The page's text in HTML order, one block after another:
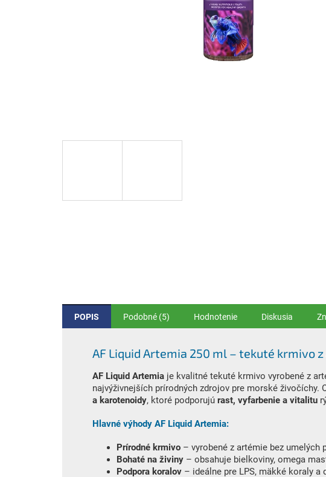
POPIS Podobné (5) Hodnotenie Diskusia
AF Liquid Artemia 250 ml – tekuté krmivo
AF Liquid Artemia je kvalitné tekuté krmivo vyrobené z
najvýživnejších prírodných zdrojov pre morské živočíchy.
a karotenoidy, ktoré podporujú rast, vyfarbenie a vitalitu
Hlavné výhody AF Liquid Artemia:
Prírodné krmivo – vyrobené z artémie bez umelých
Bohaté na živiny – obsahuje bielkoviny, omega
Podpora koralov – ideálne pre LPS, mäkké koraly a